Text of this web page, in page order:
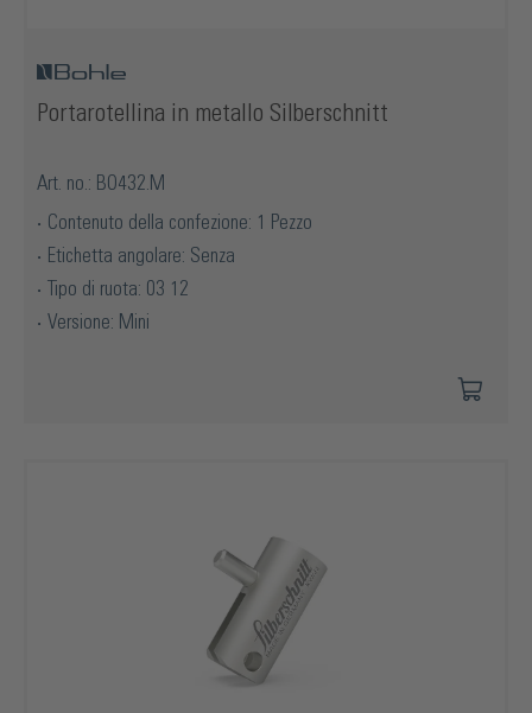
Portarotellina in metallo Silberschnitt
Art. no.: BO432.M
Contenuto della confezione: 1 Pezzo
Etichetta angolare: Senza
Tipo di ruota: 03 12
Versione: Mini